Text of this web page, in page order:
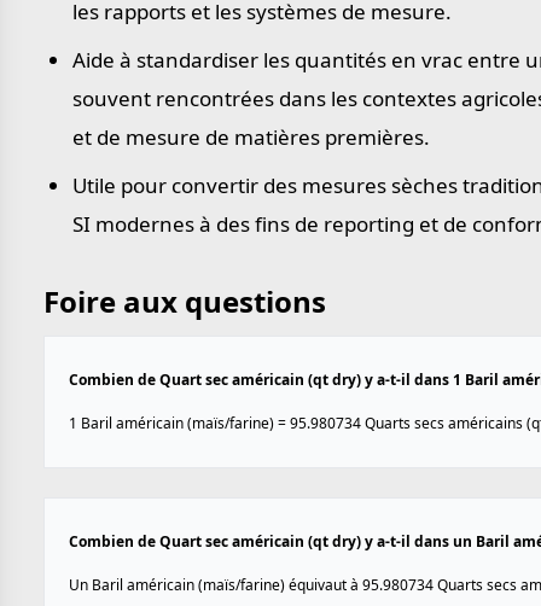
les rapports et les systèmes de mesure.
Aide à standardiser les quantités en vrac entre
souvent rencontrées dans les contextes
et de mesure de matières premières.
Utile pour convertir des mesures sèches
SI modernes à des fins de reporting et de
Foire aux questions
Combien de Quart sec américain (qt dry) y a-t-il dans 1 Baril
1 Baril américain (maïs/farine) = 95.980734 Quarts secs américains
Combien de Quart sec américain (qt dry) y a-t-il dans un Baril
Un Baril américain (maïs/farine) équivaut à 95.980734 Quarts secs